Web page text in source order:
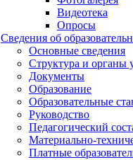
Видеотека
Опросы
Сведения об
Основные сведения
Структура и органы
Документы
Образование
Образовательные
Руководство
Педагогический
Материально-
Платные